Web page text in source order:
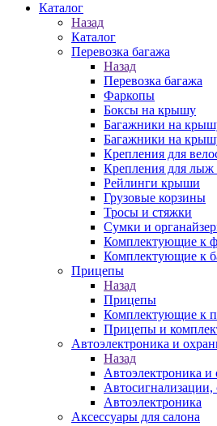
Каталог
Назад
Каталог
Перевозка багажа
Назад
Перевозка багажа
Фаркопы
Боксы на крышу
Багажники на
Багажники на
Крепления для
Крепления для лыж
Рейлинги крыши
Грузовые корзины
Тросы и стяжки
Сумки и
Комплектующие к
Комплектующие к
Прицепы
Назад
Прицепы
Комплектующие к
Прицепы и
Автоэлектроника и
Назад
Автоэлектроника
Автоэлектроника
Аксессуары для салона